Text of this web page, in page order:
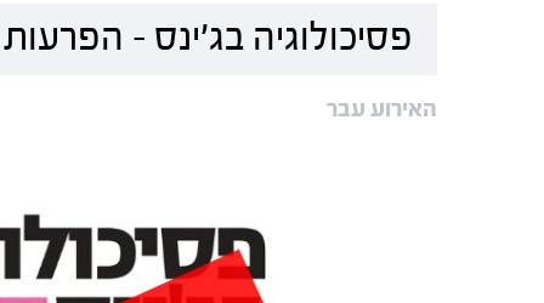
פסיכולוגיה בג'ינס -
האירוע עבר